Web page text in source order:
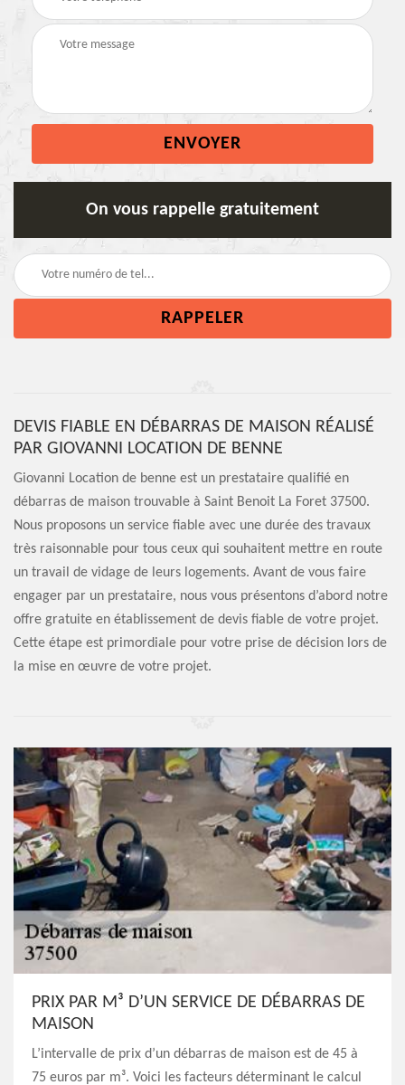
On vous rappelle gratuitement
DEVIS FIABLE EN DÉBARRAS DE MAISON RÉALISÉ
PAR GIOVANNI LOCATION DE BENNE
Giovanni Location de benne est un prestataire qualifié en
débarras de maison trouvable à Saint Benoit La Foret 37500.
Nous proposons un service fiable avec une durée des travaux
très raisonnable pour tous ceux qui souhaitent mettre en route
un travail de vidage de leurs logements. Avant de vous faire
engager par un prestataire, nous vous présentons d’abord notre
offre gratuite en établissement de devis fiable de votre projet.
Cette étape est primordiale pour votre prise de décision lors de
la mise en œuvre de votre projet.
PRIX PAR M³ D’UN SERVICE DE DÉBARRAS DE
MAISON
L’intervalle de prix d’un débarras de maison est de 45 à
75 euros par m³. Voici les facteurs déterminant le calcul